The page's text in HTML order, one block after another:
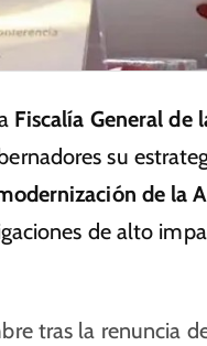
Fiscalía General de
su
de la
de alto
tras la renuncia